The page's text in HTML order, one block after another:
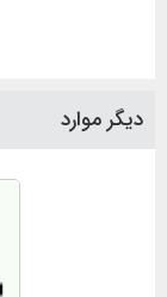
دیگر موارد